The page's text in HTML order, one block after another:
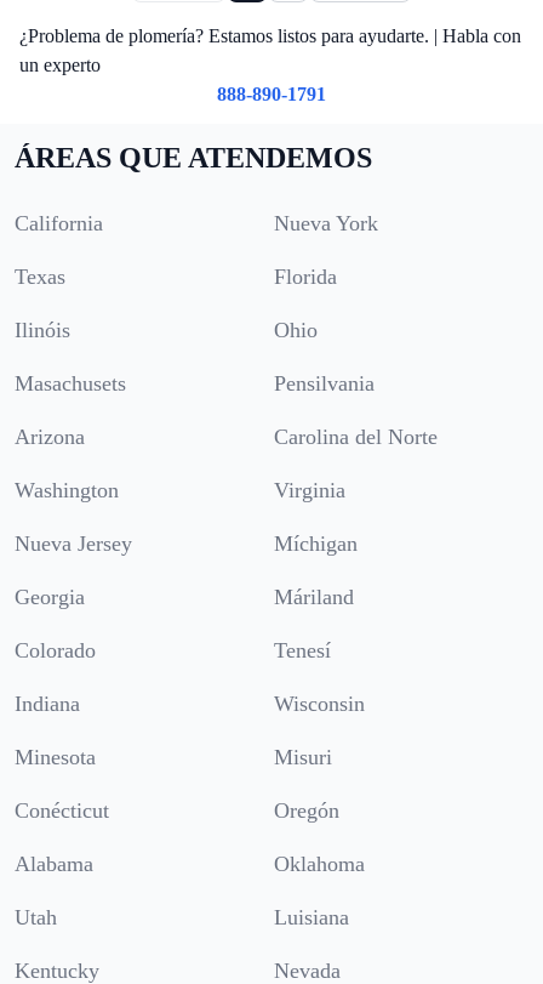
¿Problema de plomería? Estamos listos para ayudarte. | Habla con
un experto
888-890-1791
ÁREAS QUE ATENDEMOS
California Nueva York
Texas Florida
Ilinóis Ohio
Masachusets Pensilvania
Arizona Carolina del Norte
Washington Virginia
Nueva Jersey Míchigan
Georgia Máriland
Colorado Tenesí
Indiana Wisconsin
Minesota Misuri
Conécticut Oregón
Alabama Oklahoma
Utah Luisiana
Kentucky Nevada